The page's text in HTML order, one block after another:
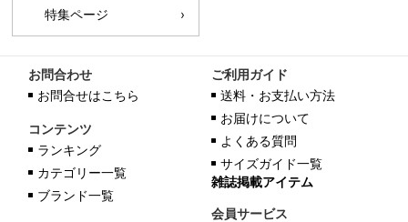
特集ページ
お問合わせ
お問合せはこちら
コンテンツ
ランキング
カテゴリー一覧
ブランド一覧
ご利用ガイド
送料・お支払い方法
お届けについて
よくある質問
サイズガイド一覧
雑誌掲載アイテム
会員サービス